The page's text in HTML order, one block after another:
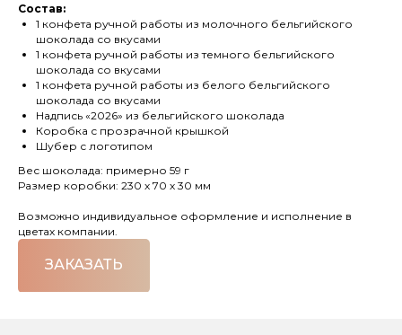
Состав:
1 конфета ручной работы из молочного бельгийского
шоколада со вкусами
1 конфета ручной работы из темного бельгийского
шоколада со вкусами
1 конфета ручной работы из белого бельгийского
шоколада со вкусами
Надпись «2026» из бельгийского шоколада
Коробка с прозрачной крышкой
Шубер с логотипом
Вес шоколада: примерно 59 г
Размер коробки: 230 х 70 х 30 мм
Возможно индивидуальное оформление и исполнение в
цветах компании.
ЗАКАЗАТЬ